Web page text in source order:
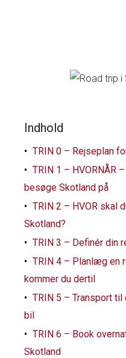
Indhold
TRIN 0 – Rejseplan
TRIN 1 – HVORNÅR
besøge Skotland på
TRIN 2 – HVOR skal
Skotland?
TRIN 3 – Definér din
TRIN 4 – Planlæg en
kommer du dertil
TRIN 5 – Transport
bil
TRIN 6 – Book
Skotland